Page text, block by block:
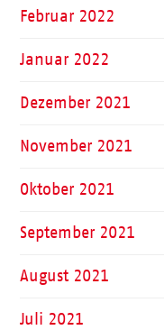
Februar 2022
Januar 2022
Dezember 2021
November 2021
Oktober 2021
September 2021
August 2021
Juli 2021